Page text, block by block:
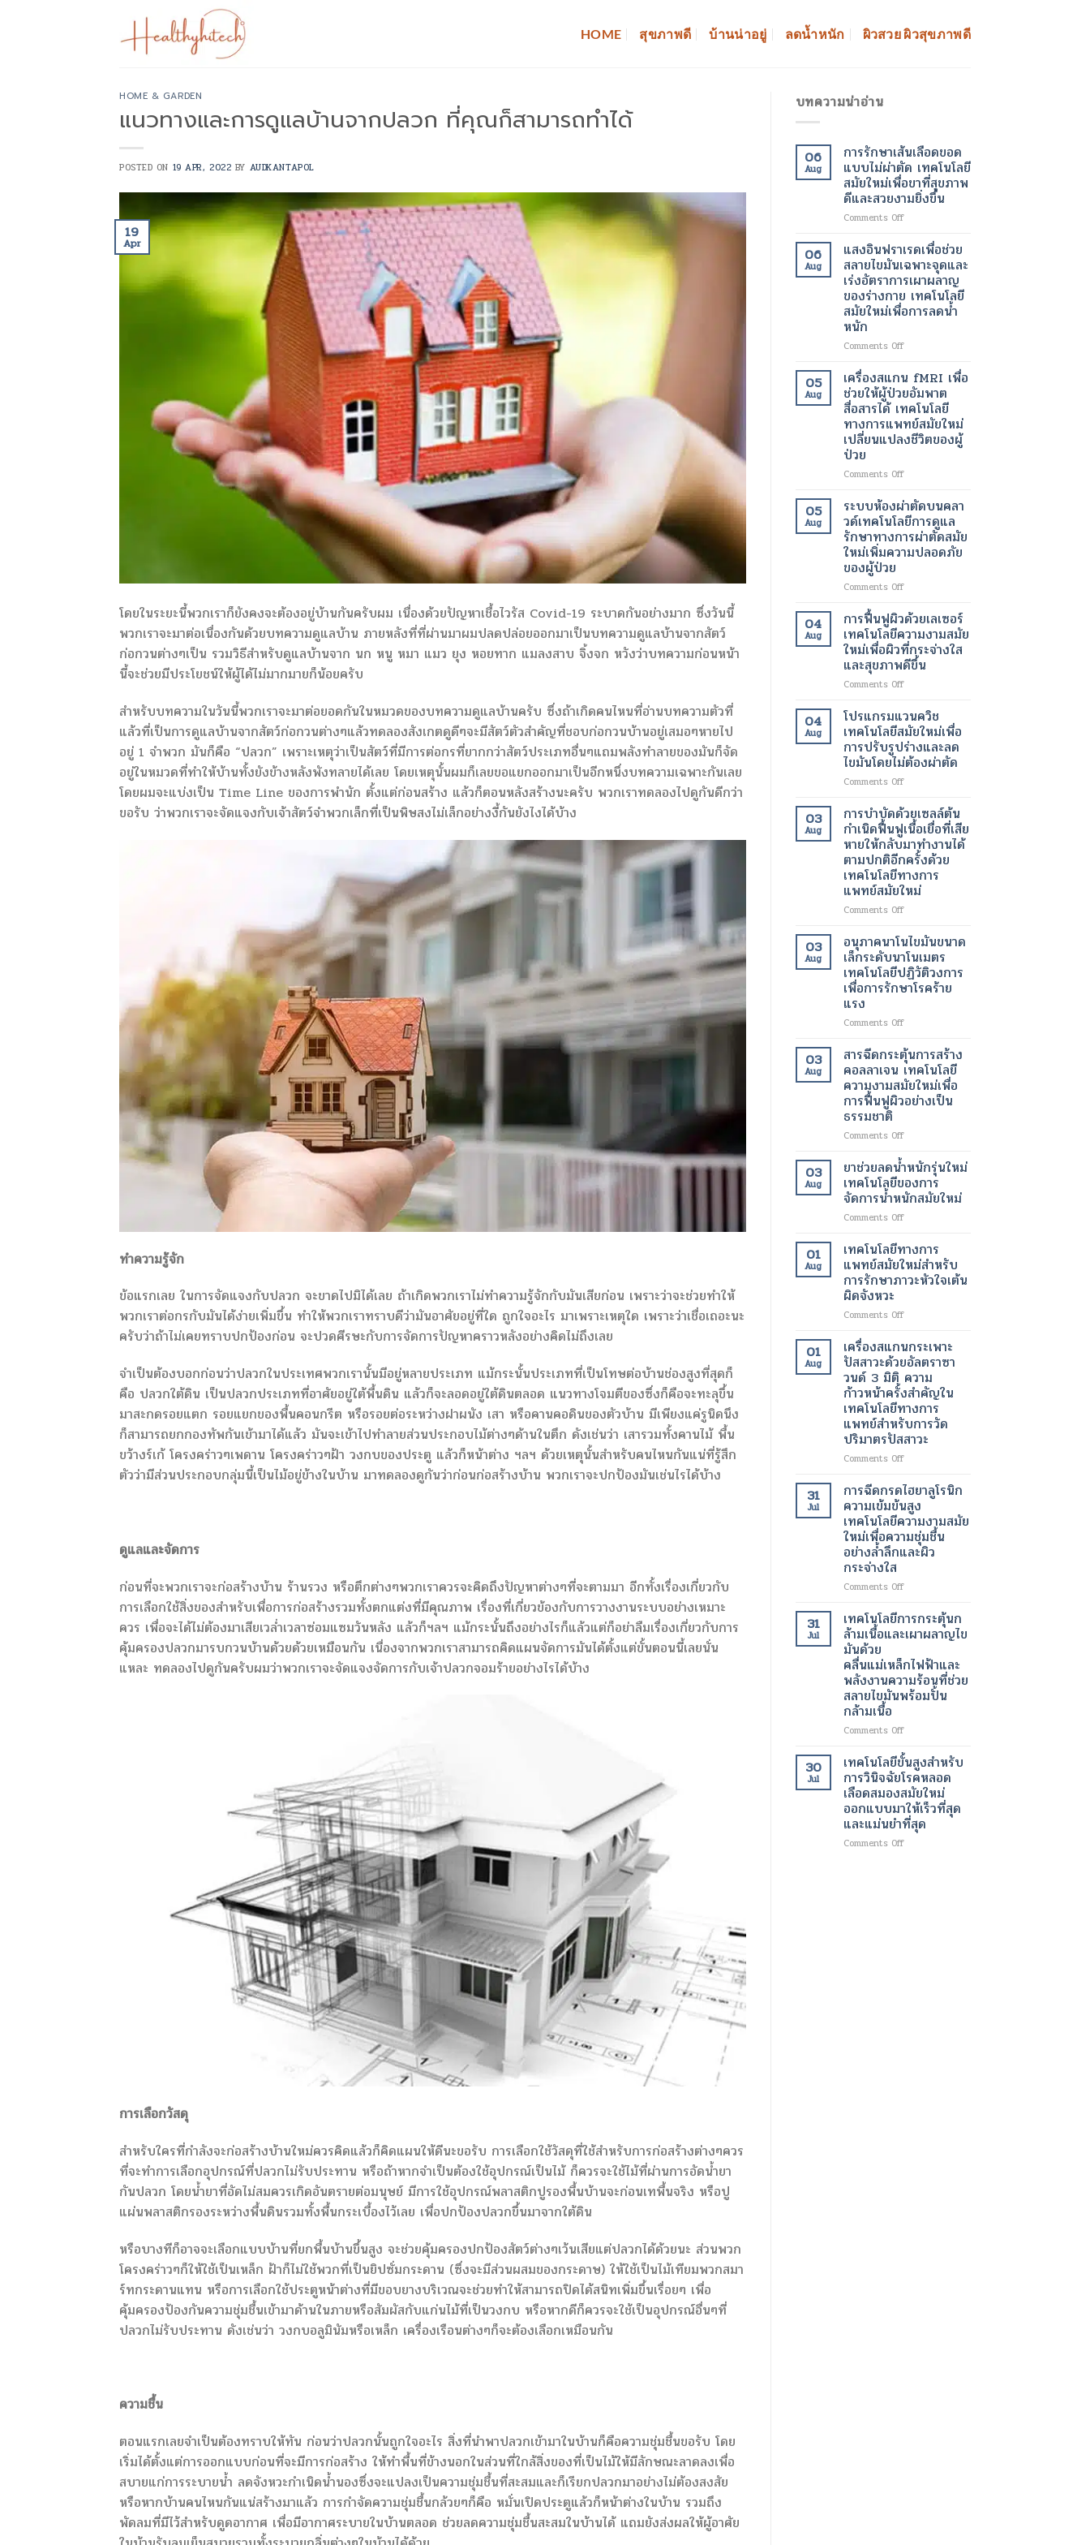
HOME สุขภาพดี บ้านน่าอยู่ ลดน้ำหนัก ผิวสวย ผิวสุขภาพดี
HOME & GARDEN
แนวทางและการดูแลบ้านจากปลวก ที่คุณก็สามารถทำได้
POSTED ON 19 APR, 2022 BY AUDKANTAPOL
19
Apr
โดยในระยะนี้พวกเราก็ยังคงจะต้องอยู่บ้านกันครับผม เนื่องด้วยปัญหาเชื้อไวรัส Covid-19 ระบาดกันอย่างมาก ซึ่งวันนี้
พวกเราจะมาต่อเนื่องกันด้วยบทความดูแลบ้าน ภายหลังที่ที่ผ่านมาผมปลดปล่อยออกมาเป็นบทความดูแลบ้านจากสัตว์
ก่อกวนต่างๆเป็น รวมวิธีสำหรับดูแลบ้านจาก นก หนู หมา แมว ยุง หอยทาก แมลงสาบ จิ้งจก หวังว่าบทความก่อนหน้า
นี้จะช่วยมีประโยชน์ให้ผู้ได้ไม่มากมายก็น้อยครับ
สำหรับบทความในวันนี้พวกเราจะมาต่อยอดกันในหมวดของบทความดูแลบ้านครับ ซึ่งถ้าเกิดคนไหนที่อ่านบทความตัวที่
แล้วที่เป็นการดูแลบ้านจากสัตว์ก่อกวนต่างๆแล้วทดลองสังเกตดูดีๆจะมีสัตว์ตัวสำคัญที่ชอบก่อกวนบ้านอยู่เสมอๆหายไป
อยู่ 1 จำพวก มันก็คือ “ปลวก” เพราะเหตุว่าเป็นสัตว์ที่มีการต่อกรที่ยากกว่าสัตว์ประเภทอื่นๆแถมพลังทำลายของมันก็จัด
อยู่ในหมวดที่ทำให้บ้านทั้งยังข้างหลังพังทลายได้เลย โดยเหตุนั้นผมก็เลยขอแยกออกมาเป็นอีกหนึ่งบทความเฉพาะกันเลย
โดยผมจะแบ่งเป็น Time Line ของการพำนัก ตั้งแต่ก่อนสร้าง แล้วก็ตอนหลังสร้างนะครับ พวกเราทดลองไปดูกันดีกว่า
ขอรับ ว่าพวกเราจะจัดแจงกับเจ้าสัตว์จำพวกเล็กที่เป็นพิษสงไม่เล็กอย่างงี้กันยังไงได้บ้าง
ทำความรู้จัก
ข้อแรกเลย ในการจัดแจงกับปลวก จะขาดไปมิได้เลย ถ้าเกิดพวกเราไม่ทำความรู้จักกับมันเสียก่อน เพราะว่าจะช่วยทำให้
พวกเราต่อกรกับมันได้ง่ายเพิ่มขึ้น ทำให้พวกเราทราบดีว่ามันอาศัยอยู่ที่ใด ถูกใจอะไร มาเพราะเหตุใด เพราะว่าเชื่อเถอะนะ
ครับว่าถ้าไม่เคยทราบปกป้องก่อน จะปวดศีรษะกับการจัดการปัญหาคราวหลังอย่างคิดไม่ถึงเลย
จำเป็นต้องบอกก่อนว่าปลวกในประเทศพวกเรานั้นมีอยู่หลายประเภท แม้กระนั้นประเภทที่เป็นโทษต่อบ้านช่องสูงที่สุดก็
คือ ปลวกใต้ดิน เป็นปลวกประเภทที่อาศัยอยู่ใต้พื้นดิน แล้วก็จะลอดอยู่ใต้ดินตลอด แนวทางโจมตีของซึ่งก็คือจะทะลุขึ้น
มาสะกดรอยแตก รอยแยกของพื้นคอนกรีต หรือรอยต่อระหว่างฝาผนัง เสา หรือคานคอดินของตัวบ้าน มีเพียงแค่รูนิดนึง
ก็สามารถยกกองทัพกันเข้ามาได้แล้ว มันจะเข้าไปทำลายส่วนประกอบไม้ต่างๆด้านในตึก ดังเช่นว่า เสารวมทั้งคานไม้ พื้น
ขว้างร์เก้ โครงคร่าวๆเพดาน โครงคร่าวๆฝ้า วงกบของประตู แล้วก็หน้าต่าง ฯลฯ ด้วยเหตุนั้นสำหรับคนไหนกันแน่ที่รู้สึก
ตัวว่ามีส่วนประกอบกลุ่มนี้เป็นไม้อยู่ข้างในบ้าน มาทดลองดูกันว่าก่อนก่อสร้างบ้าน พวกเราจะปกป้องมันเช่นไรได้บ้าง
ดูแลและจัดการ
ก่อนที่จะพวกเราจะก่อสร้างบ้าน ร้านรวง หรือตึกต่างๆพวกเราควรจะคิดถึงปัญหาต่างๆที่จะตามมา อีกทั้งเรื่องเกี่ยวกับ
การเลือกใช้สิ่งของสำหรับเพื่อการก่อสร้างรวมทั้งตกแต่งที่มีคุณภาพ เรื่องที่เกี่ยวข้องกับการวางงานระบบอย่างเหมาะ
ควร เพื่อจะได้ไม่ต้องมาเสียเวล่ำเวลาซ่อมแซมวันหลัง แล้วก็ฯลฯ แม้กระนั้นถึงอย่างไรก็แล้วแต่ก็อย่าลืมเรื่องเกี่ยวกับการ
คุ้มครองปลวกมารบกวนบ้านด้วยด้วยเหมือนกัน เนื่องจากพวกเราสามารถคิดแผนจัดการมันได้ตั้งแต่ขั้นตอนนี้เลยนั่น
แหละ ทดลองไปดูกันครับผมว่าพวกเราจะจัดแจงจัดการกับเจ้าปลวกจอมร้ายอย่างไรได้บ้าง
การเลือกวัสดุ
สำหรับใครที่กำลังจะก่อสร้างบ้านใหม่ควรคิดแล้วก็คิดแผนให้ดีนะขอรับ การเลือกใช้วัสดุที่ใช้สำหรับการก่อสร้างต่างๆควร
ที่จะทำการเลือกอุปกรณ์ที่ปลวกไม่รับประทาน หรือถ้าหากจำเป็นต้องใช้อุปกรณ์เป็นไม้ ก็ควรจะใช้ไม้ที่ผ่านการอัดน้ำยา
กันปลวก โดยน้ำยาที่อัดไม่สมควรเกิดอันตรายต่อมนุษย์ มีการใช้อุปกรณ์พลาสติกปูรองพื้นบ้านจะก่อนเทพื้นจริง หรือปู
แผ่นพลาสติกรองระหว่างพื้นดินรวมทั้งพื้นกระเบื้องไว้เลย เพื่อปกป้องปลวกขึ้นมาจากใต้ดิน
หรือบางทีก็อาจจะเลือกแบบบ้านที่ยกพื้นบ้านขึ้นสูง จะช่วยคุ้มครองปกป้องสัตว์ต่างๆเว้นเสียแต่ปลวกได้ด้วยนะ ส่วนพวก
โครงคร่าวๆก็ให้ใช้เป็นเหล็ก ฝ้าก็ไม่ใช้พวกที่เป็นยิปซั่มกระดาน (ซึ่งจะมีส่วนผสมของกระดาษ) ให้ใช้เป็นไม้เทียมพวกสมา
ร์ทกระดานแทน หรือการเลือกใช้ประตูหน้าต่างที่มีขอบยางบริเวณจะช่วยทำให้สามารถปิดได้สนิทเพิ่มขึ้นเรื่อยๆ เพื่อ
คุ้มครองป้องกันความชุ่มชื้นเข้ามาด้านในภายหรือสัมผัสกับแก่นไม้ที่เป็นวงกบ หรือหากดีก็ควรจะใช้เป็นอุปกรณ์อื่นๆที่
ปลวกไม่รับประทาน ดังเช่นว่า วงกบอลูมินัมหรือเหล็ก เครื่องเรือนต่างๆก็จะต้องเลือกเหมือนกัน
ความชื้น
ตอนแรกเลยจำเป็นต้องทราบให้ทัน ก่อนว่าปลวกนั้นถูกใจอะไร สิ่งที่นำพาปลวกเข้ามาในบ้านก็คือความชุ่มชื้นขอรับ โดย
เริ่มได้ตั้งแต่การออกแบบก่อนที่จะมีการก่อสร้าง ให้ทำพื้นที่ข้างนอกในส่วนที่ใกล้สิ่งของที่เป็นไม้ให้มีลักษณะลาดลงเพื่อ
สบายแก่การระบายน้ำ ลดจังหวะกำเนิดน้ำนองซึ่งจะแปลงเป็นความชุ่มชื้นที่สะสมและก็เรียกปลวกมาอย่างไม่ต้องสงสัย
หรือหากบ้านคนไหนกันแน่สร้างมาแล้ว การกำจัดความชุ่มชื้นกล้วยๆก็คือ หมั่นเปิดประตูแล้วก็หน้าต่างในบ้าน รวมถึง
พัดลมที่มีไว้สำหรับดูดอากาศ เพื่อมีอากาศระบายในบ้านตลอด ช่วยลดความชุ่มชื้นสะสมในบ้านได้ แถมยังส่งผลให้ผู้อาศัย
บทความน่าอ่าน
06
Aug
การรักษาเส้นเลือดขอด
แบบไม่ผ่าตัด เทคโนโลยี
สมัยใหม่เพื่อขาที่สุขภาพ
ดีและสวยงามยิ่งขึ้น
Comments Offon
รักษา
เส้นเลือด
ขอด
แบบ
ไม่
ผ่าตัด
สมัย
ขา
ที่
สุขภาพ
ดี
และ
06
Aug
แสงอินฟราเรดเพื่อช่วย
สลายไขมันเฉพาะจุดและ
เร่งอัตราการเผาผลาญ
ของร่างกาย เทคโนโลยี
สมัยใหม่เพื่อการลดน้ำ
หนัก
Comments Offon
อินฟราเรด
เพื่อ
ช่วย
สลาย
ไข
มัน
จุด
เร่ง
อัตรา
การ
เผา
ผลาญ
ใหม่
เพื่อ
การ
ลด
05
Aug
เครื่องสแกน fMRI เพื่อ
ช่วยให้ผู้ป่วยอัมพาต
สื่อสารได้ เทคโนโลยี
ทางการแพทย์สมัยใหม่
เปลี่ยนแปลงชีวิตของผู้
ป่วย
Comments Offon
สแกน
fMRI
เพื่อ
ช่วย
ให้
ป่วย
สื่อสาร
ได้
เทคโนโลยี
ทางการ
แพทย์
สมัย
เปลี่ยนแปลง
ชีวิต
ของ
ผู้
ป่วย
05
Aug
ระบบห้องผ่าตัดบนคลา
วด์เทคโนโลยีการดูแล
รักษาทางการผ่าตัดสมัย
ใหม่เพิ่มความปลอดภัย
ของผู้ป่วย
Comments Offon
ห้อง
ผ่าตัด
บน
คลา
วด์
เทคโนโลยี
ดูแล
รักษา
ทางการ
ผ่าตัด
สมัย
ใหม่
ความ
ปลอดภัย
ของ
ผู้
ป่วย
04
Aug
การฟื้นฟูผิวด้วยเลเซอร์
เทคโนโลยีความงามสมัย
ใหม่เพื่อผิวที่กระจ่างใส
และสุขภาพดีขึ้น
Comments Offon
ฟื้นฟู
ผิว
ด้วย
เลเซอร์
เทคโนโลยี
ความ
สมัย
ใหม่
เพื่อ
ผิว
ที่
กระจ่าง
ใส
และ
ขึ้น
04
Aug
โปรแกรมแวนควิช
เทคโนโลยีสมัยใหม่เพื่อ
การปรับรูปร่างและลด
ไขมันโดยไม่ต้องผ่าตัด
Comments Offon
แก
รม
แวน
ควิช
เทคโนโลยี
สมัย
ใหม่
เพื่อ
ปรับ
รูป
ร่าง
และ
ลด
ต้อง
ผ่าตัด
03
Aug
การบำบัดด้วยเซลล์ต้น
กำเนิดฟื้นฟูเนื้อเยื่อที่เสีย
หายให้กลับมาทำงานได้
ตามปกติอีกครั้งด้วย
เทคโนโลยีทางการ
แพทย์สมัยใหม่
Comments Offon
บำบัด
ด้วย
เซลล์
ต้น
กำเนิด
เนื้อเยื่อ
เสีย
หาย
ให้
กลับ
มา
ได้
ปกติ
อีก
ครั้ง
ด้วย
เทคโนโลยี
สมัย
ใหม่
03
Aug
อนุภาคนาโนไขมันขนาด
เล็กระดับนาโนเมตร
เทคโนโลยีปฏิวัติวงการ
เพื่อการรักษาโรคร้าย
แรง
Comments Offon
นาโน
ไข
มัน
ขนาด
เล็ก
นาโน
เทคโนโลยี
ปฏิวัติ
วงการ
เพื่อ
การ
ร้าย
แรง
03
Aug
สารฉีดกระตุ้นการสร้าง
คอลลาเจน เทคโนโลยี
ความงามสมัยใหม่เพื่อ
การฟื้นฟูผิวอย่างเป็น
ธรรมชาติ
Comments Offon
ฉีด
กระตุ้น
การ
สร้าง
คอ
ลา
เจน
เทคโนโลยี
ความ
สมัย
เพื่อ
การ
ฟื้นฟู
ผิว
อย่าง
เป็น
ธรรมชาติ
03
Aug
ยาช่วยลดน้ำหนักรุ่นใหม่
เทคโนโลยีของการ
จัดการน้ำหนักสมัยใหม่
Comments Offon
ช่วย
ลด
น้ำ
หนัก
ใหม่
ของ
การ
จัดการ
น้ำ
หนัก
สมัย
ใหม่
01
Aug
เทคโนโลยีทางการ
แพทย์สมัยใหม่สำหรับ
การรักษาภาวะหัวใจเต้น
ผิดจังหวะ
Comments Offon
ทางการ
แพทย์
สมัย
ใหม่
สำหรับ
การ
รักษา
ภาวะ
หัวใจ
จังหวะ
01
Aug
เครื่องสแกนกระเพาะ
ปัสสาวะด้วยอัลตราซา
วนด์ 3 มิติ ความ
ก้าวหน้าครั้งสำคัญใน
เทคโนโลยีทางการ
แพทย์สำหรับการวัด
ปริมาตรปัสสาวะ
Comments Offon
สแกน
กระเพาะ
ปัสสาวะ
ด้วย
อัลตรา
ซา
3
ก้าวหน้า
ครั้ง
ใน
เทคโนโลยี
ทางการ
การ
ปริมาตร
ปัสสาวะ
31
Jul
การฉีดกรดไฮยาลูโรนิก
ความเข้มข้นสูง
เทคโนโลยีความงามสมัย
ใหม่เพื่อความชุ่มชื้น
อย่างล้ำลึกและผิว
กระจ่างใส
Comments Offon
ฉีด
กรด
ไฮ
ลู
โร
นิก
เข้ม
สูง
เทคโนโลยี
ความ
งาม
สมัย
ใหม่
เพื่อ
31
Jul
เทคโนโลยีการกระตุ้นก
ล้ามเนื้อและเผาผลาญไข
มันด้วย
คลื่นแม่เหล็กไฟฟ้าและ
พลังงานความร้อนที่ช่วย
สลายไขมันพร้อมปั้น
กล้ามเนื้อ
Comments Offon
การก
ระ
ตุ้
นก
ล้า
ม
เนื้อ
30
Jul
เทคโนโลยีขั้นสูงสำหรับ
การวินิจฉัยโรคหลอด
เลือดสมองสมัยใหม่
ออกแบบมาให้เร็วที่สุด
และแม่นยำที่สุด
Comments Offon